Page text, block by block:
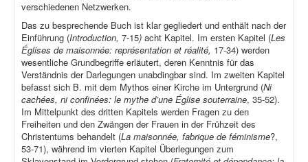
verschiedenen Netzwerken.
Das zu besprechende Buch ist klar gegliedert und enthält nach der
Einführung (Introduction, 7-15) acht Kapitel. Im ersten Kapitel (Les
Églises de maisonnée: représentation et réalité, 17-34) werden
wesentliche Grundbegriffe erläutert, deren Kenntnis für das
Verständnis der Darlegungen unabdingbar sind. Im zweiten Kapitel
befasst sich B. mit dem Mythos einer Kirche im Untergrund (Ni
cachées, ni confinées: le mythe d’une Église souterraine, 35-52).
Im Mittelpunkt des dritten Kapitels werden Fragen zu den
Freiheiten und den Zwängen der Frauen in der Frühzeit des
Christentums behandelt (La maisonnée, fabrique de féminisme?,
53-71), während im vierten Kapitel Überlegungen zum